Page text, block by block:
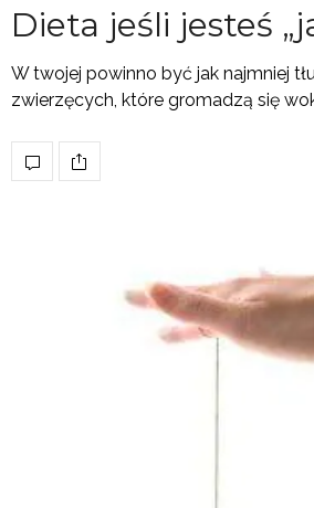
Dieta jeśli jesteś
W twojej powinno być jak najmniej
zwierzęcych, które gromadzą się